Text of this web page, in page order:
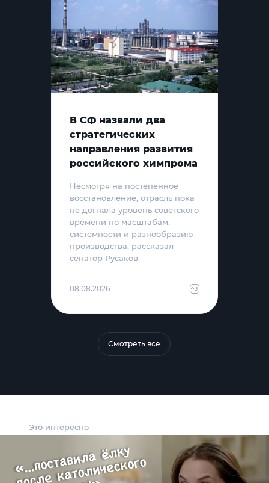
Это интересно
В СФ назвали два
стратегических
направления развития
российского химпрома
Несмотря на постепенное
восстановление, отрасль пока
не догнала уровень советского
времени по масштабам,
системности и разнообразию
производства, рассказал
сенатор Русаков
08.08.2026
Смотреть все